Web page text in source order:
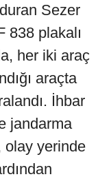
Sezer
838 plakalı
her iki araç
araçta
İhbar
jandarma
olay yerinde